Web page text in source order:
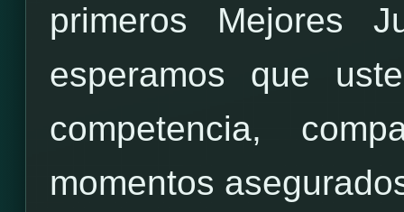
primeros Mejores
esperamos que
competencia,
momentos